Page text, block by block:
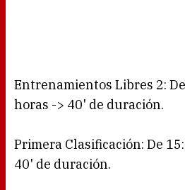
Entrenamientos Libres 2:
horas -> 40' de duración.
Primera Clasificación: De
40' de duración.